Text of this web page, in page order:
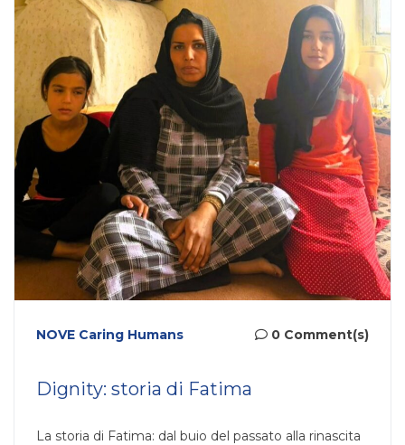
NOVE Caring Humans 0 Comment(s)
Dignity: storia di Fatima
La storia di Fatima: dal buio del passato alla rinascita